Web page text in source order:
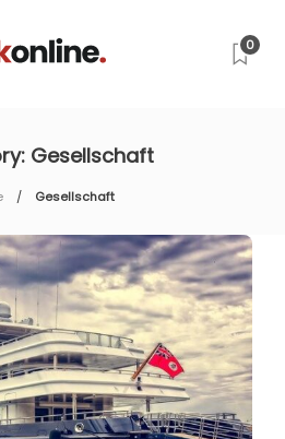
0
Gesellschaft
Gesellschaft